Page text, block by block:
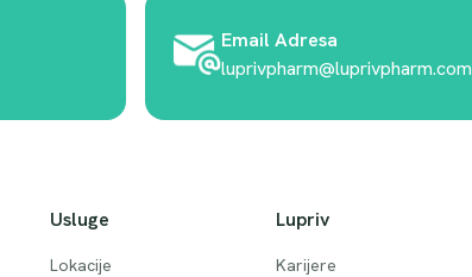
Email Adresa
luprivpharm@luprivpharm.com
Usluge
Lokacije
Lupriv
Karijere